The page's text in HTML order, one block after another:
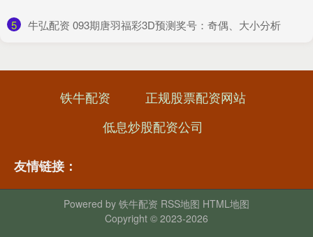
5 ​牛弘配资 093期唐羽福彩3D预测奖号：奇偶、大小分析
铁牛配资
正规股票配资网站
低息炒股配资公司
友情链接：
Powered by 铁牛配资 RSS地图 HTML地图
Copyright © 2023-2026